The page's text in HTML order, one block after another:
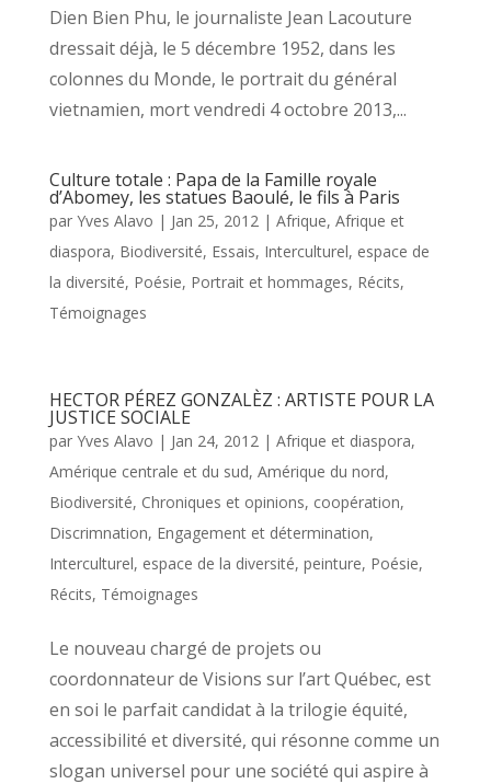
Dien Bien Phu, le journaliste Jean Lacouture
dressait déjà, le 5 décembre 1952, dans les
colonnes du Monde, le portrait du général
vietnamien, mort vendredi 4 octobre 2013,...
Culture totale : Papa de la Famille royale
d’Abomey, les statues Baoulé, le fils à Paris
par Yves Alavo | Jan 25, 2012| Afrique, Afrique et
diaspora, Biodiversité, Essais, Interculturel, espace de
la diversité, Poésie, Portrait et hommages, Récits,
Témoignages
HECTOR PÉREZ GONZALÈZ : ARTISTE POUR LA
JUSTICE SOCIALE
par Yves Alavo | Jan 24, 2012| Afrique et diaspora,
Amérique centrale et du sud, Amérique du nord,
Biodiversité, Chroniques et opinions, coopération,
Discrimnation, Engagement et détermination,
Interculturel, espace de la diversité, peinture, Poésie,
Récits, Témoignages
Le nouveau chargé de projets ou
coordonnateur de Visions sur l’art Québec, est
en soi le parfait candidat à la trilogie équité,
accessibilité et diversité, qui résonne comme un
slogan universel pour une société qui aspire à